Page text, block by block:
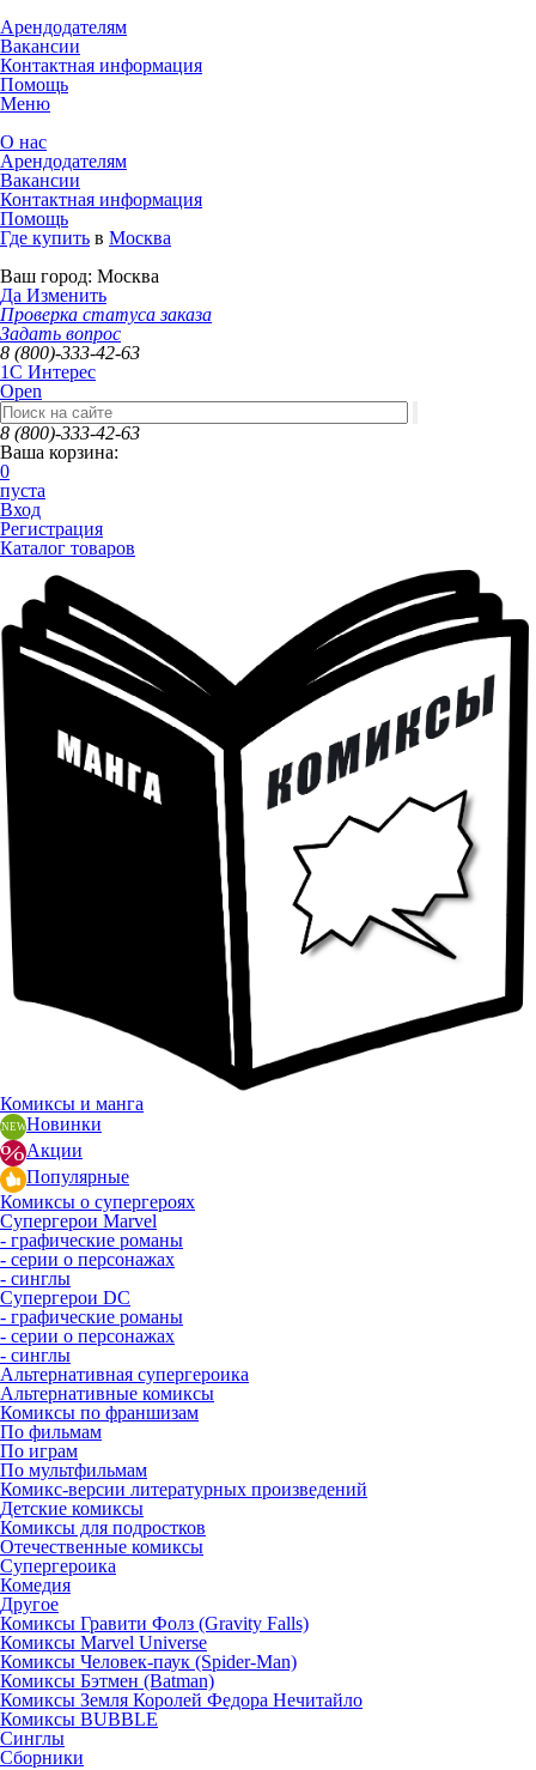
Арендодателям
Вакансии
Контактная информация
Помощь
Меню
О нас
Арендодателям
Вакансии
Контактная информация
Помощь
Где купить в Москва
Ваш город: Москва
Да Изменить
Проверка статуса заказа
Задать вопрос
8 (800)-333-42-63
1C Интерес
Open
8 (800)-333-42-63
Ваша корзина:
0
пуста
Вход
Регистрация
Каталог товаров
Комиксы и манга
Новинки
Акции
Популярные
Комиксы о супергероях
Супергерои Marvel
- графические романы
- серии о персонажах
- синглы
Супергерои DC
- графические романы
- серии о персонажах
- синглы
Альтернативная супергероика
Альтернативные комиксы
Комиксы по франшизам
По фильмам
По играм
По мультфильмам
Комикс-версии литературных произведений
Детские комиксы
Комиксы для подростков
Отечественные комиксы
Супергероика
Комедия
Другое
Комиксы Гравити Фолз (Gravity Falls)
Комиксы Marvel Universe
Комиксы Человек-паук (Spider-Man)
Комиксы Бэтмен (Batman)
Комиксы Земля Королей Федора Нечитайло
Комиксы BUBBLE
Синглы
Сборники